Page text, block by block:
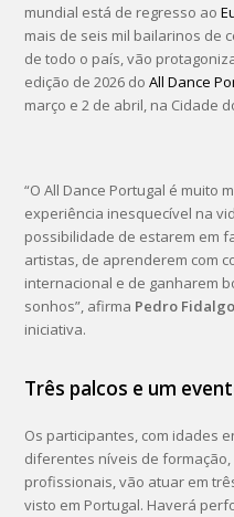
mundial está de regresso ao
mais de seis mil bailarinos de
de todo o país, vão
edição de 2026 doAll Dance
março e 2 de abril, na Cidade
“O All Dance Portugal é muito
experiência inesquecível na
possibilidade de estarem em
artistas, de aprenderem com
internacional e de ganharem
sonhos”, afirma Pedro
iniciativa.
Três palcos e um
Os participantes, com idades
diferentes níveis de
profissionais, vão atuar em
visto em Portugal. Haverá